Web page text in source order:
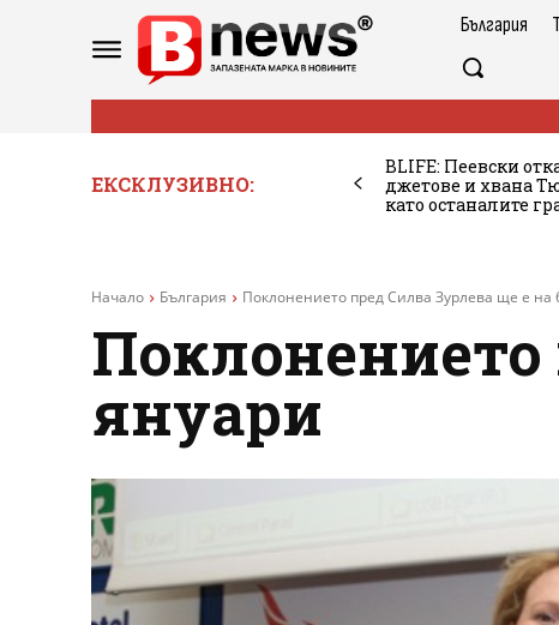
България
ЕКСКЛУЗИВНО:
BLIFE: Пеевски
джетове и хвана
като останалите
Начало България Поклонението пред Силва Зурлева ще е на
януари